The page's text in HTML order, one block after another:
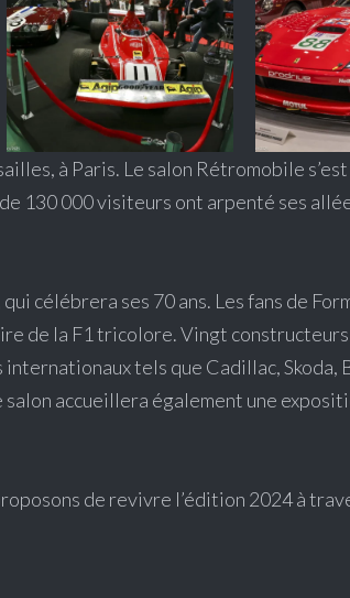
à Paris. Le salon Rétromobile
130 000 visiteurs ont arpenté ses
célébrera ses 70 ans. Les fans de
de la F1 tricolore. Vingt
tels que Cadillac, Skoda,
accueillera également une
de revivre l’édition 2024 à